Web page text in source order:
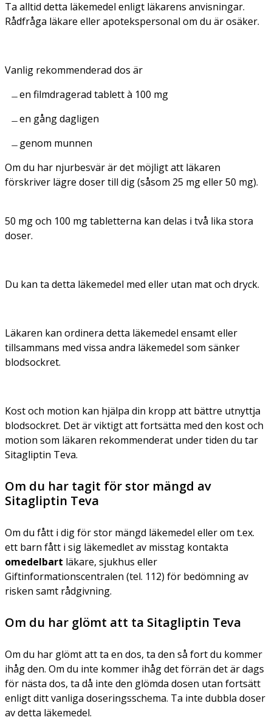
Ta alltid detta läkemedel enligt läkarens anvisningar.
Rådfråga läkare eller apotekspersonal om du är osäker.
Vanlig rekommenderad dos är
en filmdragerad tablett à 100 mg
en gång dagligen
genom munnen
Om du har njurbesvär är det möjligt att läkaren
förskriver lägre doser till dig (såsom 25 mg eller 50 mg).
50 mg och 100 mg tabletterna kan delas i två lika stora
doser.
Du kan ta detta läkemedel med eller utan mat och dryck.
Läkaren kan ordinera detta läkemedel ensamt eller
tillsammans med vissa andra läkemedel som sänker
blodsockret.
Kost och motion kan hjälpa din kropp att bättre utnyttja
blodsockret. Det är viktigt att fortsätta med den kost och
motion som läkaren rekommenderat under tiden du tar
Sitagliptin Teva.
Om du har tagit för stor mängd av
Sitagliptin Teva
Om du fått i dig för stor mängd läkemedel eller om t.ex.
ett barn fått i sig läkemedlet av misstag kontakta
omedelbart läkare, sjukhus eller
Giftinformationscentralen (tel. 112) för bedömning av
risken samt rådgivning.
Om du har glömt att ta Sitagliptin Teva
Om du har glömt att ta en dos, ta den så fort du kommer
ihåg den. Om du inte kommer ihåg det förrän det är dags
för nästa dos, ta då inte den glömda dosen utan fortsätt
enligt ditt vanliga doseringsschema. Ta inte dubbla doser
av detta läkemedel.